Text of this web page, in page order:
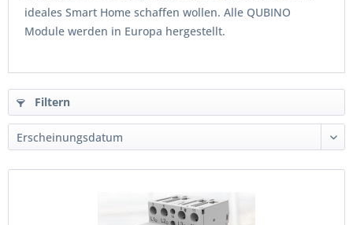
ideales Smart Home schaffen wollen. Alle QUBINO
Module werden in Europa hergestellt.
Filtern